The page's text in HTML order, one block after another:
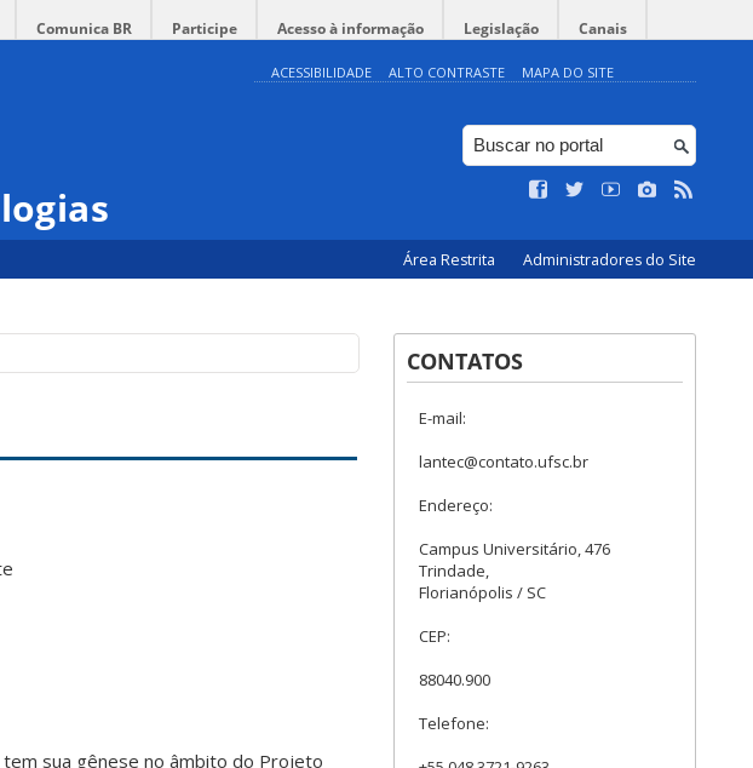
Comunica BR Participe Acesso à informação Legislação Canais
ACESSIBILIDADE ALTO CONTRASTE MAPA DO SITE
Área Restrita Administradores do Site
sua gênese no âmbito do Projeto
CONTATOS
E-mail:
lantec@contato.ufsc.br
Endereço:
Campus Universitário, 476
Trindade,
Florianópolis / SC
CEP:
88040.900
Telefone: